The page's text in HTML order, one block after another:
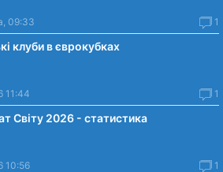
09:33 1
клуби в єврокубках
11:44 1
Світу 2026 - статистика
10:56 1